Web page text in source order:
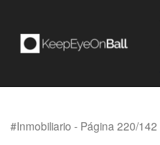
#Inmobiliario - Página 220/142